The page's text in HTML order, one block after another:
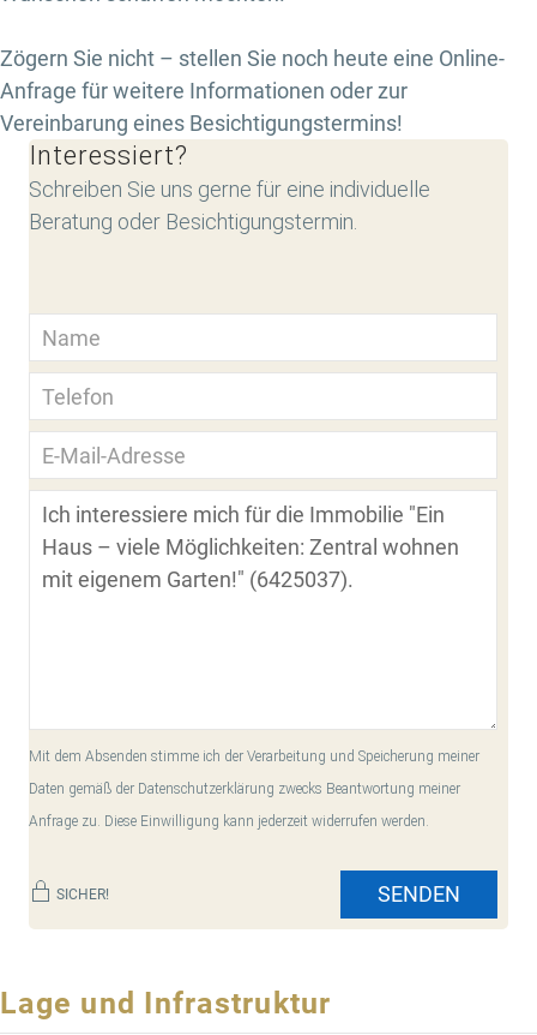
Zögern Sie nicht – stellen Sie noch heute eine Online-
Anfrage für weitere Informationen oder zur
Vereinbarung eines Besichtigungstermins!
Interessiert?
Schreiben Sie uns gerne für eine individuelle
Beratung oder Besichtigungstermin.
Mit dem Absenden stimme ich der Verarbeitung und Speicherung meiner
Daten gemäß der Datenschutzerklärung zwecks Beantwortung meiner
Anfrage zu. Diese Einwilligung kann jederzeit widerrufen werden.
SICHER! SENDEN
Lage und Infrastruktur